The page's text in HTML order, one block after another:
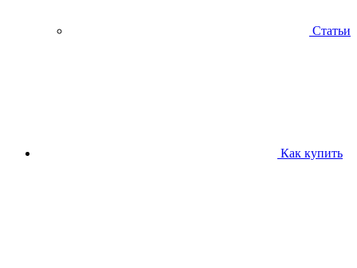
Статьи
Как купить